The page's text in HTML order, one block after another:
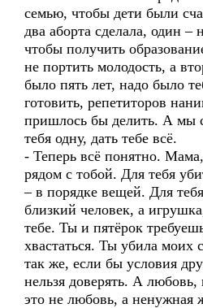
семью, чтобы дети были
два аборта сделала, один –
чтобы получить
не портить молодость, а
было пять лет, надо было
готовить, репетиторов
пришлось бы делить. А мы
тебя одну, дать тебе всё.
- Теперь всё понятно.
рядом с тобой. Для тебя
– в порядке вещей. Для
близкий человек, а
тебе. Ты и пятёрок
хвастаться. Ты убила моих
так же, если бы условия
нельзя доверять. А любовь,
это не любовь, а ненужная